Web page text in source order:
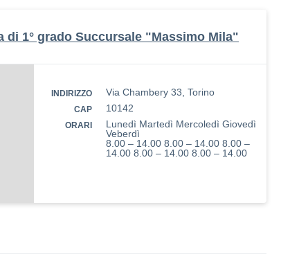
di 1° grado Succursale "Massimo Mila"
INDIRIZZO Via Chambery 33, Torino
CAP 10142
ORARI
Lunedì Martedì Mercoledì Giovedì
Veberdì
8.00 – 14.00 8.00 – 14.00 8.00 –
14.00 8.00 – 14.00 8.00 – 14.00